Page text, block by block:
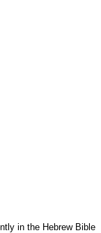
in the Hebrew Bible